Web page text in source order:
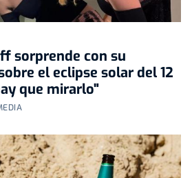
sorprende con su
el eclipse solar del 12
que mirarlo"